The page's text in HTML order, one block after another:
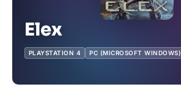
Elex
PLAYSTATION 4 PC (MICROSOFT WINDOWS)